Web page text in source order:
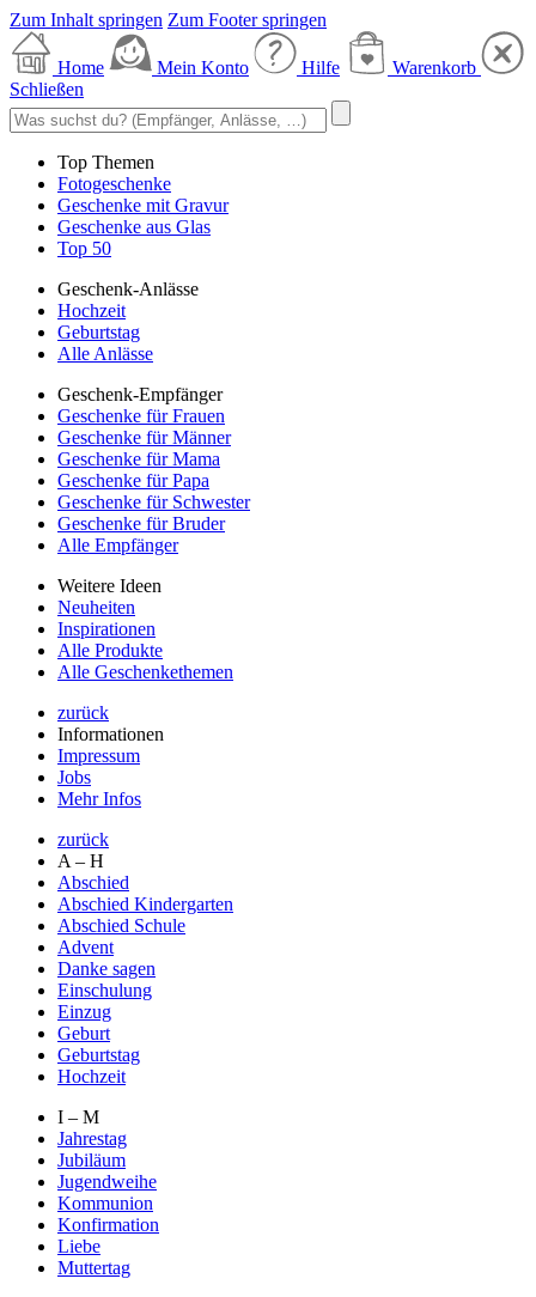
Zum Inhalt springen Zum Footer springen
Home Mein Konto Hilfe
Warenkorb
Schließen
Top Themen
Fotogeschenke
Geschenke mit Gravur
Geschenke aus Glas
Top 50
Geschenk-Anlässe
Hochzeit
Geburtstag
Alle Anlässe
Geschenk-Empfänger
Geschenke für Frauen
Geschenke für Männer
Geschenke für Mama
Geschenke für Papa
Geschenke für Schwester
Geschenke für Bruder
Alle Empfänger
Weitere Ideen
Neuheiten
Inspirationen
Alle Produkte
Alle Geschenkethemen
zurück
Informationen
Impressum
Jobs
Mehr Infos
zurück
A – H
Abschied
Abschied Kindergarten
Abschied Schule
Advent
Danke sagen
Einschulung
Einzug
Geburt
Geburtstag
Hochzeit
I – M
Jahrestag
Jubiläum
Jugendweihe
Kommunion
Konfirmation
Liebe
Muttertag